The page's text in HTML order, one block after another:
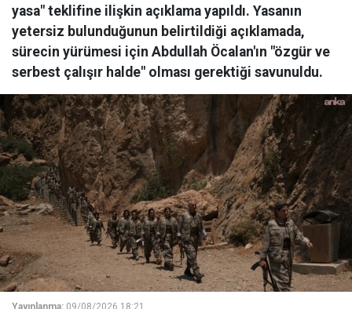
yasa" teklifine ilişkin açıklama yapıldı. Yasanın
yetersiz bulunduğunun belirtildiği açıklamada,
sürecin yürümesi için Abdullah Öcalan'ın "özgür ve
serbest çalışır halde" olması gerektiği savunuldu.
Yayınlanma: 09/08/2026 18:21